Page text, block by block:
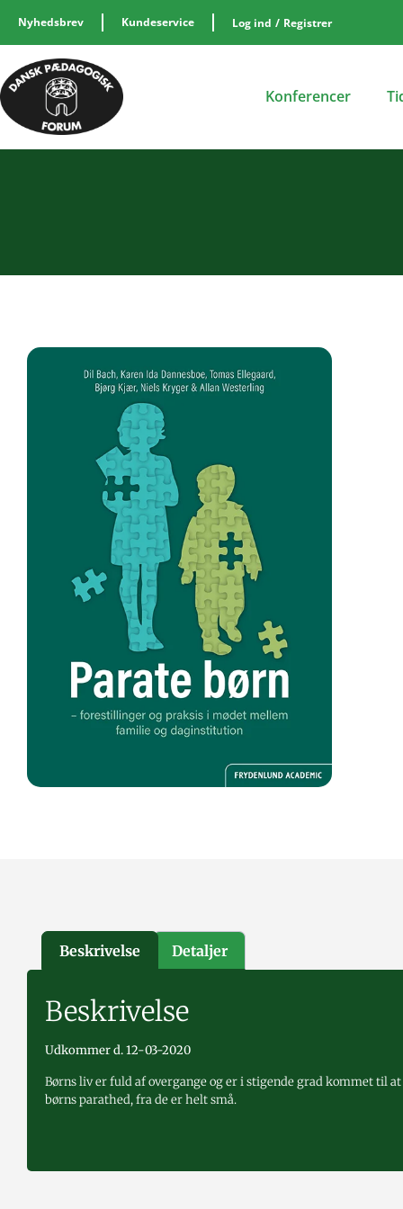
Nyhedsbrev Kundeservice Log ind / Registrer
Konferencer
Beskrivelse Detaljer
Beskrivelse
Udkommer d. 12-03-2020
Børns liv er fuld af overgange og er i stigende grad kommet til
børns parathed, fra de er helt små.